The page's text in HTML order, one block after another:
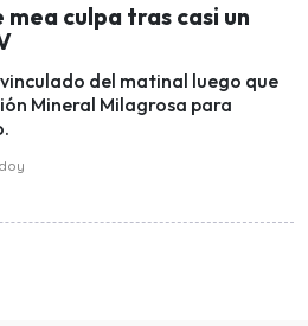
culpa tras casi un
del matinal luego que
Mineral Milagrosa para